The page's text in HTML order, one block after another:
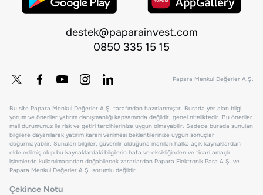
destek@paparainvest.com
0850 335 15 15
Papara Menkul Değerler A.Ş.
Bu site Papara Menkul Değerler A.Ş. tarafından hazırlanmıştır. Burada yer alan bilgi,
yorum ve öneriler yatırım danışmanlığı kapsamında değildir, genel niteliktedir. Bu öneriler
mali durumunuz ile risk ve getiri tercihlerinize uygun olmayabilir. Sadece burada sunulan
bilgilere dayanılarak yatırım kararı verilmesi beklentilerinize uygun sonuçlar
doğurmayabilir. Sunulan bilgiler, güvenilir olduğuna inanılan halka açık kaynaklardan
elde edilmiş olup bu kaynaklardaki bilgilerin hata ve eksikliğinden ve ticari amaçlı
işlemlerde kullanılmasından doğabilecek zararlardan Papara Elektronik Para A.Ş. ve
Papara Menkul Değerler A.Ş. sorumlu değildir.
Çekince Notu